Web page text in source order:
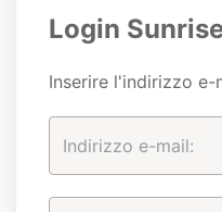
Login
Inserire l'indirizzo e-